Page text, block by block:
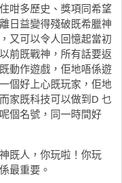
咁多歷史、獎項同希望
日益變得殘破既希臘神
又可以令人回憶起當初
前既戰神，所有話要返
動作遊戲，佢地唔係遊
個好上心既玩家，佢地
家既科技可以做到D 乜
個名號，同一時間好
既人，你玩啦！你玩
最重要。